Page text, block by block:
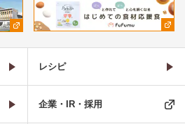
レシピ
企業・IR・採用